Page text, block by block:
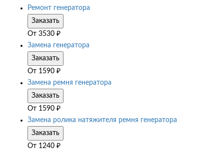
Ремонт генератора
Заказать
От 3530 ₽
Замена генератора
Заказать
От 1590 ₽
Замена ремня генератора
Заказать
От 1590 ₽
Замена ролика натяжителя ремня генератора
Заказать
От 1240 ₽